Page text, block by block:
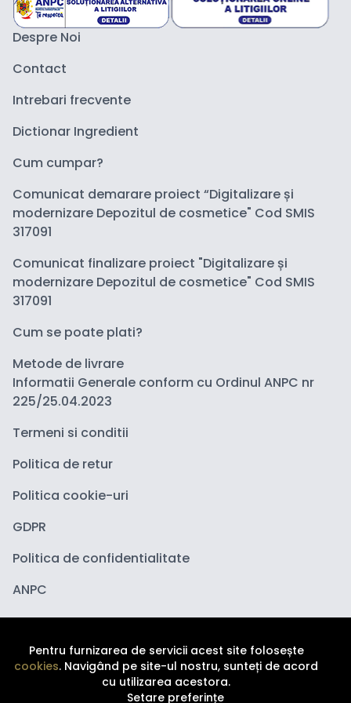
Despre Noi
Contact
Intrebari frecvente
Dictionar Ingredient
Cum cumpar?
Comunicat demarare proiect “Digitalizare și
modernizare Depozitul de cosmetice" Cod SMIS
317091
Comunicat finalizare proiect "Digitalizare și
modernizare Depozitul de cosmetice" Cod SMIS
317091
Cum se poate plati?
Metode de livrare
Informatii Generale conform cu Ordinul ANPC nr
225/25.04.2023
Termeni si conditii
Politica de retur
Politica cookie-uri
GDPR
Politica de confidentialitate
ANPC
Pentru furnizarea de servicii acest site folosește
cookies. Navigând pe site-ul nostru, sunteți de acord
cu utilizarea acestora.
Setare preferințe